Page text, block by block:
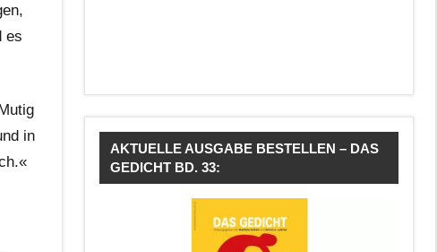
es
in
AKTUELLE AUSGABE BESTELLEN – DAS
GEDICHT BD. 33: